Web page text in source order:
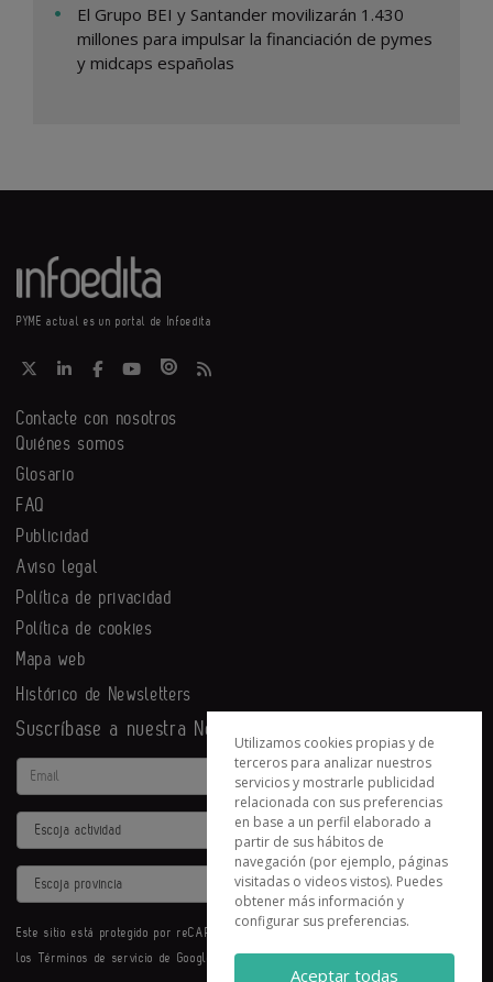
El Grupo BEI y Santander movilizarán 1.430
millones para impulsar la financiación de pymes
y midcaps españolas
PYME actual es un portal de Infoedita
Contacte con nosotros
Quiénes somos
Glosario
FAQ
Publicidad
Aviso legal
Política de privacidad
Política de cookies
Mapa web
Histórico de Newsletters
Suscríbase a nuestra Newsletter
Email
Actividad
Provincia
Este sitio está protegido por reCAPTCHA y se aplican la
los Términos de servicio de Google.
Utilizamos cookies propias y de
terceros para analizar nuestros
servicios y mostrarle publicidad
relacionada con sus preferencias
en base a un perfil elaborado a
partir de sus hábitos de
navegación (por ejemplo, páginas
visitadas o videos vistos). Puedes
obtener más información y
configurar sus preferencias.
Aceptar todas